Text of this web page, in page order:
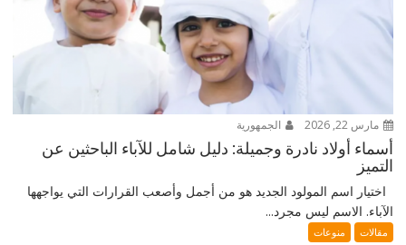
مارس 22, 2026 الجمهورية
أسماء أولاد نادرة وجميلة: دليل شامل للآباء الباحثين عن
التميز
اختيار اسم المولود الجديد هو من أجمل وأصعب القرارات التي يواجهها
الآباء. الاسم ليس مجرد...
مقالات منوعات